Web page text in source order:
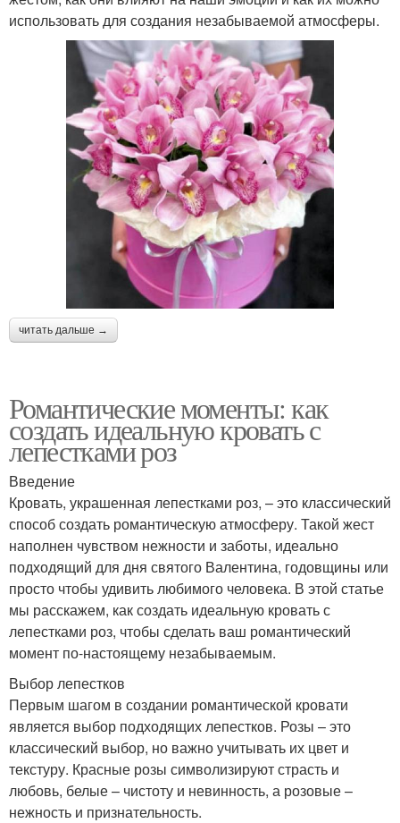
использовать для создания незабываемой атмосферы.
читать дальше →
Романтические моменты: как
создать идеальную кровать с
лепестками роз
Введение
Кровать, украшенная лепестками роз, – это классический
способ создать романтическую атмосферу. Такой жест
наполнен чувством нежности и заботы, идеально
подходящий для дня святого Валентина, годовщины или
просто чтобы удивить любимого человека. В этой статье
мы расскажем, как создать идеальную кровать с
лепестками роз, чтобы сделать ваш романтический
момент по-настоящему незабываемым.
Выбор лепестков
Первым шагом в создании романтической кровати
является выбор подходящих лепестков. Розы – это
классический выбор, но важно учитывать их цвет и
текстуру. Красные розы символизируют страсть и
любовь, белые – чистоту и невинность, а розовые –
нежность и признательность.